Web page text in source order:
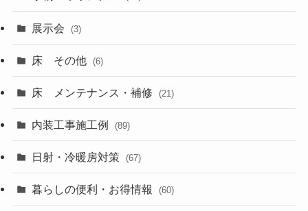
展示会 (3)
床 その他 (6)
床 メンテナンス・補修 (21)
内装工事施工例 (89)
日射・冷暖房対策 (67)
暮らしの便利・お得情報 (60)